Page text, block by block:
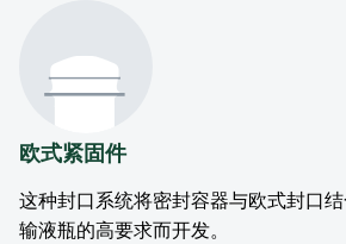
欧式紧固件
这种封口系统将密封容器与欧式封口
输液瓶的高要求而开发。